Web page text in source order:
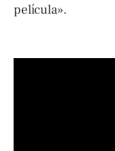
película».